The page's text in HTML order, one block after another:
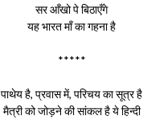
सर आँखो पे बिठाएँगे
यह भारत माँ का गहना है
*****
पाथेय है, प्रवास में, परिचय का सूत्र है
मैत्री को जोड़ने की सांकल है ये हिन्दी